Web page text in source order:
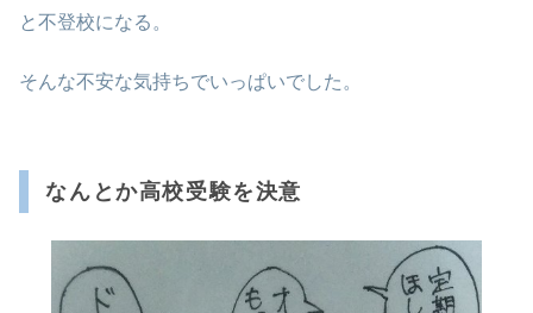
と不登校になる。
そんな不安な気持ちでいっぱいでした。
なんとか高校受験を決意